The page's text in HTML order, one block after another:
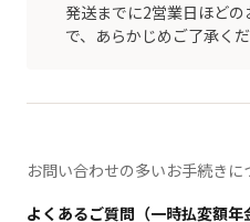
発送までに2営業日ほど
で、あらかじめご了承くだ
お問い合わせの多いお手続きに
よくあるご質問（一時払変額年